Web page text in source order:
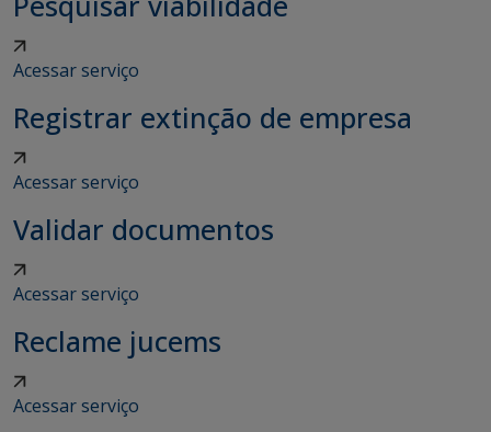
Acessar serviço
Registrar extinção de empresa
Acessar serviço
Validar documentos
Acessar serviço
Reclame jucems
Acessar serviço